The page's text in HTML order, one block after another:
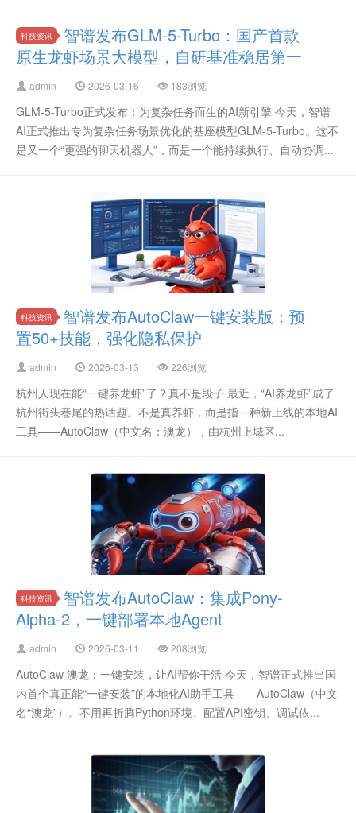
科技资讯
智谱发布GLM-5-Turbo：国产首款
原生龙虾场景大模型，自研基准稳居第一
admin 2026-03-16 183浏览
GLM-5-Turbo正式发布：为复杂任务而生的AI新引擎 今天，智谱
AI正式推出专为复杂任务场景优化的基座模型GLM-5-Turbo。这不
是又一个“更强的聊天机器人”，而是一个能持续执行、自动协调...
科技资讯
智谱发布AutoClaw一键安装版：预
置50+技能，强化隐私保护
admin 2026-03-13 226浏览
杭州人现在能“一键养龙虾”了？真不是段子 最近，“AI养龙虾”成了
杭州街头巷尾的热话题。不是真养虾，而是指一种新上线的本地AI
工具——AutoClaw（中文名：澳龙），由杭州上城区...
科技资讯
智谱发布AutoClaw：集成Pony-
Alpha-2，一键部署本地Agent
admin 2026-03-11 208浏览
AutoClaw 澳龙：一键安装，让AI帮你干活 今天，智谱正式推出国
内首个真正能“一键安装”的本地化AI助手工具——AutoClaw（中文
名“澳龙”）。不用再折腾Python环境、配置API密钥、调试依...